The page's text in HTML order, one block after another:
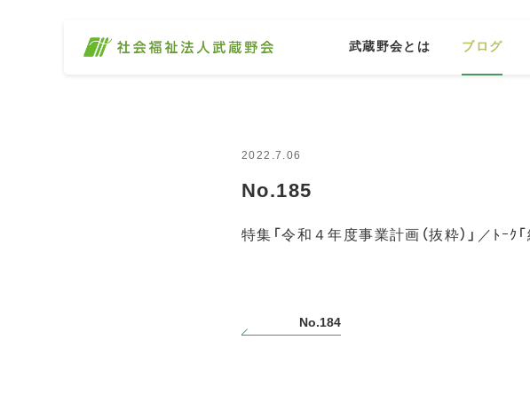
武蔵野会とは ブログ
2022.7.06
No.185
特集「令和４年度事業計画（抜粋）」／ﾄｰ
No.184